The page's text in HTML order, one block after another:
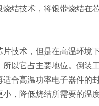
结技术，将银带烧结在
技术，但是在高温环境
以它占主要地位。倒装
合高温功率电子器件的
，降低烧结所需要的温